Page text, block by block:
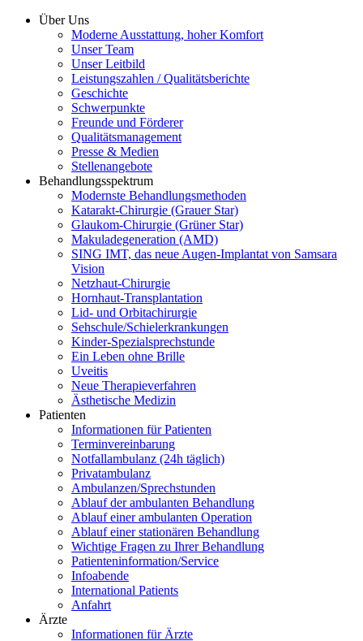
Über Uns
Moderne Ausstattung, hoher Komfort
Unser Team
Unser Leitbild
Leistungszahlen / Qualitätsberichte
Geschichte
Schwerpunkte
Freunde und Förderer
Qualitätsmanagement
Presse & Medien
Stellenangebote
Behandlungsspektrum
Modernste Behandlungsmethoden
Katarakt-Chirurgie (Grauer Star)
Glaukom-Chirurgie (Grüner Star)
Makuladegeneration (AMD)
SING IMT, das neue Augen-Implantat von Samsara
Vision
Netzhaut-Chirurgie
Hornhaut-Transplantation
Lid- und Orbitachirurgie
Sehschule/Schielerkrankungen
Kinder-Spezialsprechstunde
Ein Leben ohne Brille
Uveitis
Neue Therapieverfahren
Ästhetische Medizin
Patienten
Informationen für Patienten
Terminvereinbarung
Notfallambulanz (24h täglich)
Privatambulanz
Ambulanzen/Sprechstunden
Ablauf der ambulanten Behandlung
Ablauf einer ambulanten Operation
Ablauf einer stationären Behandlung
Wichtige Fragen zu Ihrer Behandlung
Patienteninformation/Service
Infoabende
International Patients
Anfahrt
Ärzte
Informationen für Ärzte